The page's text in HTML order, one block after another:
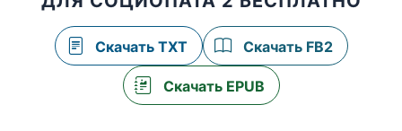
Скачать TXT Скачать FB2
Скачать EPUB